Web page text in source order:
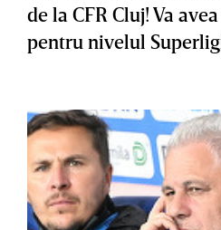
de la CFR Cluj! Va
pentru nivelul